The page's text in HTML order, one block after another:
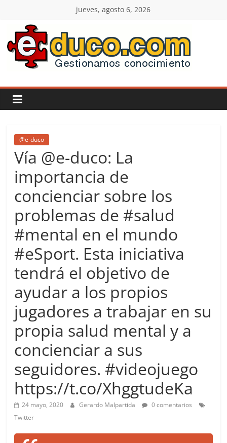
contenido
jueves, agosto 6, 2026
E-
duco:
Gestión
del
Conocimiento
Learn
Do
more.
Be
more.
@e-duco
Vía @e-duco: La
importancia de
concienciar sobre los
problemas de #salud
#mental en el mundo
#eSport. Esta iniciativa
tendrá el objetivo de
ayudar a los propios
jugadores a trabajar en su
propia salud mental y a
concienciar a sus
seguidores. #videojuego
https://t.co/XhggtudeKa
24 mayo, 2020 Gerardo Malpartida
0 comentarios
Twitter